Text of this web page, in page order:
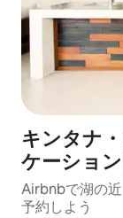
キンタナ
ケーショ
Airbnbで湖の
予約しよう